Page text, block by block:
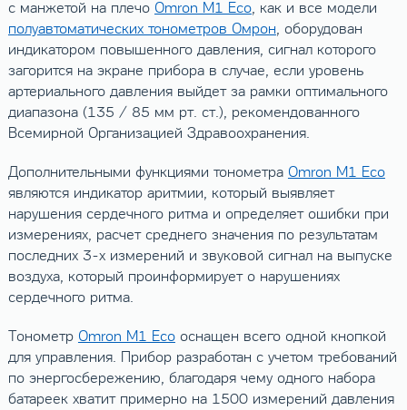
с манжетой на плечо Omron M1 Eco, как и все модели
полуавтоматических тонометров Омрон, оборудован
индикатором повышенного давления, сигнал которого
загорится на экране прибора в случае, если уровень
артериального давления выйдет за рамки оптимального
диапазона (135 / 85 мм рт. ст.), рекомендованного
Всемирной Организацией Здравоохранения.
Дополнительными функциями тонометра Omron M1 Eco
являются индикатор аритмии, который выявляет
нарушения сердечного ритма и определяет ошибки при
измерениях, расчет среднего значения по результатам
последних 3-х измерений и звуковой сигнал на выпуске
воздуха, который проинформирует о нарушениях
сердечного ритма.
Тонометр Omron M1 Ecoоснащен всего одной кнопкой
для управления. Прибор разработан с учетом требований
по энергосбережению, благодаря чему одного набора
батареек хватит примерно на 1500 измерений давления